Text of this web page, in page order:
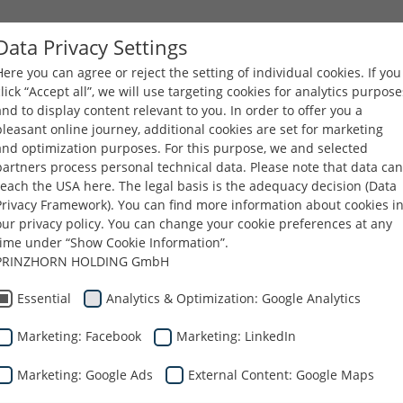
COMPANIA PRODUSE CARIERE DESCĂRCĂRI
Ştiri Honored to Welcome Prinzhron Group CEO, Mr.
să îl
al
Privacy Settings
you can agree or reject the setting of individual cookies. If you
“Accept all”, we will use targeting cookies for analytics
to display content relevant to you. In order to offer you a
online journey, additional cookies are set for marketing
optimization purposes. For this purpose, we and selected
process personal technical data. Please note that data can
the USA here. The legal basis is the adequacy decision (Data
Framework). You can find more information about cookies in
privacy policy. You can change your cookie preferences at any
under “Show Cookie Information”.
HOLDING GmbH
Essential Analytics & Optimization: Google Analytics
Marketing: Facebook Marketing: LinkedIn
Marketing: Google Ads External Content: Google Maps